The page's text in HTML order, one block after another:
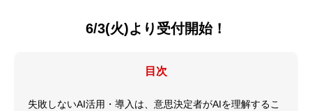
6/3(火)より受付開始！
目次
失敗しないAI活用・導入は、意思決定者がAIを理解するこ